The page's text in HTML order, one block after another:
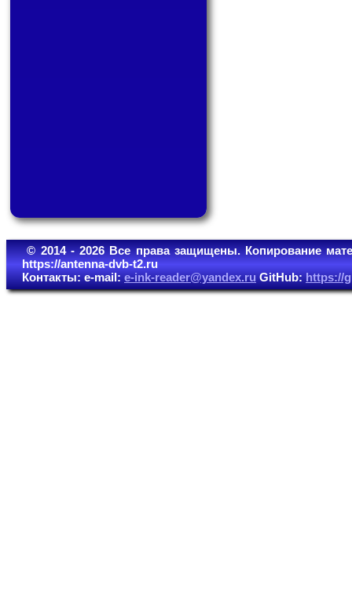
© 2014 - 2026 Все права защищены. Копирование
https://antenna-dvb-t2.ru
Контакты: e-mail:e-ink-reader@yandex.ruGitHub:https://